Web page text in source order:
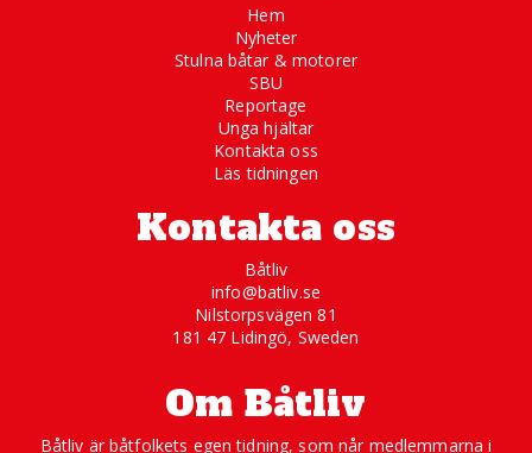
Hem
Nyheter
Stulna båtar & motorer
SBU
Reportage
Unga hjältar
Kontakta oss
Läs tidningen
Kontakta oss
Båtliv
info@batliv.se
Nilstorpsvägen 81
181 47 Lidingö, Sweden
Om Båtliv
Båtliv är båtfolkets egen tidning, som når medlemmarna i